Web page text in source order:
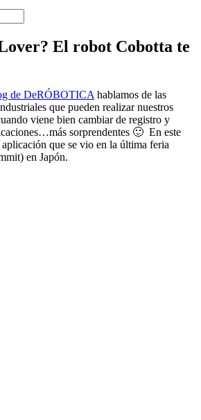
El robot Cobotta te
de DeRÓBOTICA hablamos de las
que pueden realizar nuestros
viene bien cambiar de registro y
sorprendentes 🙂 En este
aplicación que se vio en la última feria
en Japón.